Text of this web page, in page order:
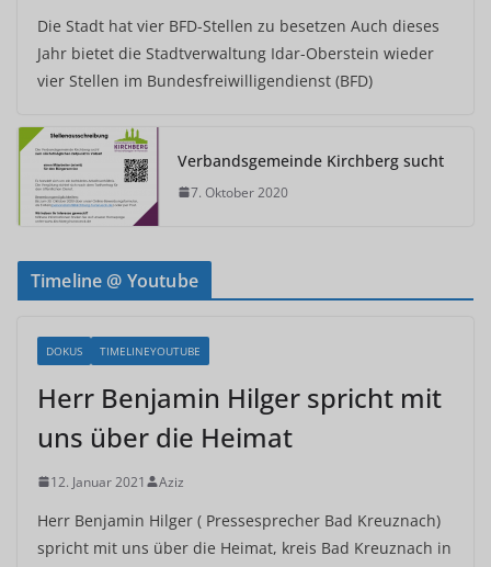
Die Stadt hat vier BFD-Stellen zu besetzen Auch dieses
Jahr bietet die Stadtverwaltung Idar-Oberstein wieder
vier Stellen im Bundesfreiwilligendienst (BFD)
Verbandsgemeinde Kirchberg sucht
7. Oktober 2020
Timeline @ Youtube
DOKUS TIMELINEYOUTUBE
Herr Benjamin Hilger spricht mit
uns über die Heimat
12. Januar 2021 Aziz
Herr Benjamin Hilger ( Pressesprecher Bad Kreuznach)
spricht mit uns über die Heimat, kreis Bad Kreuznach in